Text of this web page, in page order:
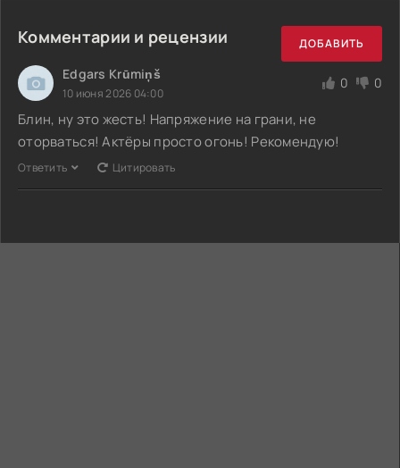
Комментарии и рецензии ДОБАВИТЬ
Edgars Krūmiņš
10 июня 2026 04:00
0 0
Блин, ну это жесть! Напряжение на грани, не
оторваться! Актёры просто огонь! Рекомендую!
Ответить Цитировать